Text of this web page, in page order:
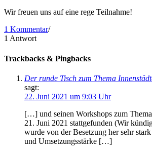
Wir freuen uns auf eine rege Teilnahme!
1 Kommentar/
1 Antwort
Trackbacks & Pingbacks
Der runde Tisch zum Thema
sagt:
22. Juni 2021 um 9:03 Uhr
[…] und seinen Workshops zum
21. Juni 2021 stattgefunden (Wir
wurde von der Besetzung her sehr
und Umsetzungsstärke […]